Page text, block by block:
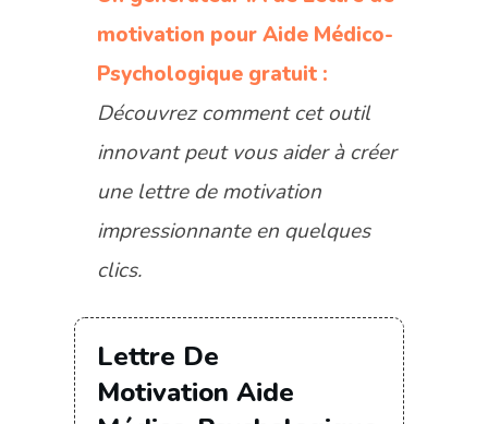
motivation pourAide Médico-
Psychologique gratuit :
Découvrez comment cet outil
innovant peut vous aider à créer
une lettre de motivation
impressionnante en quelques
clics.
Lettre De
Motivation Aide